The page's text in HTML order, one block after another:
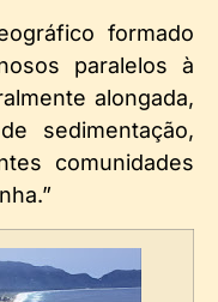
formado
paralelos à
alongada,
sedimentação,
comunidades